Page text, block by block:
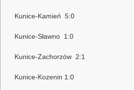
Kunice-Kamień 5:0
Kunice-Sławno 1:0
Kunice-Zachorzów 2:1
Kunice-Kozenin 1:0